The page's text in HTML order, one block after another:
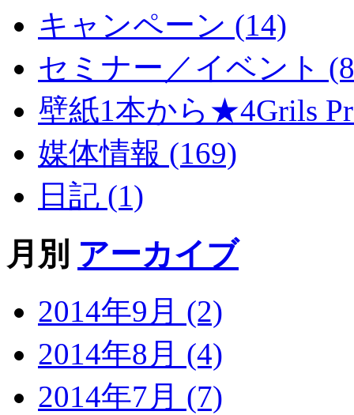
キャンペーン (14)
セミナー／イベント
壁紙1本から★4Grils
媒体情報 (169)
日記 (1)
月別 アーカイブ
2014年9月 (2)
2014年8月 (4)
2014年7月 (7)